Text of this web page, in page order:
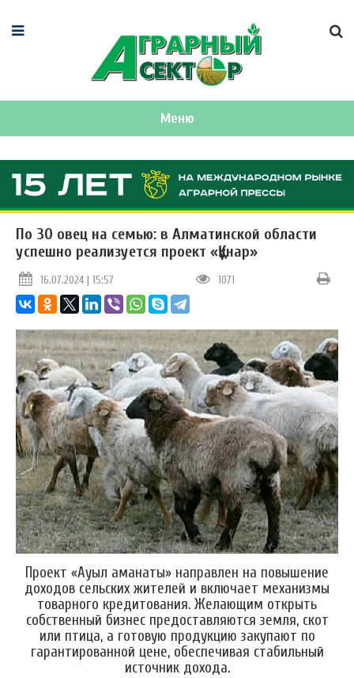
Меню
По 30 овец на семью: в Алматинской области
успешно реализуется проект «Құнар»
16.07.2024 | 15:57 1071
Проект «Ауыл аманаты» направлен на повышение
доходов сельских жителей и включает механизмы
товарного кредитования. Желающим открыть
собственный бизнес предоставляются земля, скот
или птица, а готовую продукцию закупают по
гарантированной цене, обеспечивая стабильный
источник дохода.